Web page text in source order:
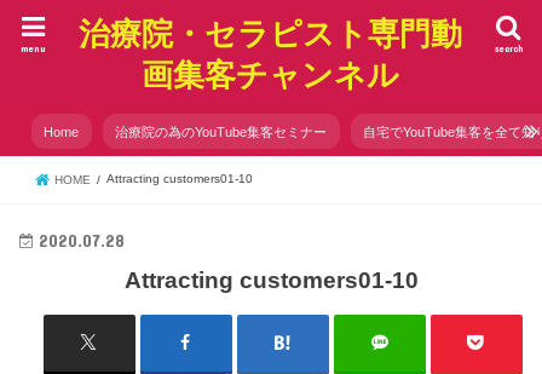
治療院・セラピスト専門動
画集客チャンネル
search
menu
Home 治療院の為のYouTube集客セミナー 自宅でYouTube集客を全て知
HOME Attracting customers01-10
2020.07.28
Attracting customers01-10